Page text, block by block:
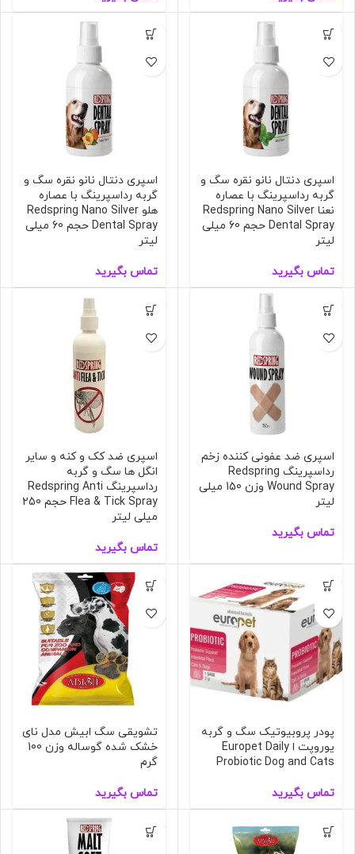
اسپری دنتال نانو نقره سگ و
گربه رداسپرینگ با عصاره
نعنا Redspring Nano Silver
Dental Spray حجم 60 میلی
لیتر
تماس بگیرید
اسپری دنتال نانو نقره سگ و
گربه رداسپرینگ با عصاره
هلو Redspring Nano Silver
Dental Spray حجم 60 میلی
لیتر
تماس بگیرید
اسپری ضد عفونی کننده زخم
رداسپرینگ Redspring
Wound Spray وزن 150 میلی
لیتر
تماس بگیرید
اسپری ضد کک و کنه و سایر
انگل ها سگ و گربه
رداسپرینگ Redspring Anti
Flea & Tick Spray حجم 250
میلی لیتر
تماس بگیرید
پودر پروبیوتیک سگ و گربه
یوروپت ا Europet Daily
Probiotic Dog and Cats
تماس بگیرید
تشویقی سگ ابیش مدل نای
خشک شده گوساله وزن 100
گرم
تماس بگیرید